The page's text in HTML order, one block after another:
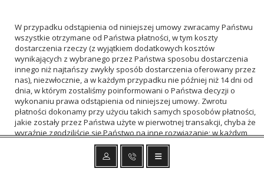
W przypadku odstąpienia od niniejszej umowy zwracamy Państwu
wszystkie otrzymane od Państwa płatności, w tym koszty
dostarczenia rzeczy (z wyjątkiem dodatkowych kosztów
wynikających z wybranego przez Państwa sposobu dostarczenia
innego niż najtańszy zwykły sposób dostarczenia oferowany przez
nas), niezwłocznie, a w każdym przypadku nie później niż 14 dni od
dnia, w którym zostaliśmy poinformowani o Państwa decyzji o
wykonaniu prawa odstąpienia od niniejszej umowy. Zwrotu
płatności dokonamy przy użyciu takich samych sposobów płatności,
jakie zostały przez Państwa użyte w pierwotnej transakcji, chyba że
wyraźnie zgodziliście się Państwo na inne rozwiązanie; w każdym
przypadku nie poniosą Państwo żadnych opłat w związku z tym